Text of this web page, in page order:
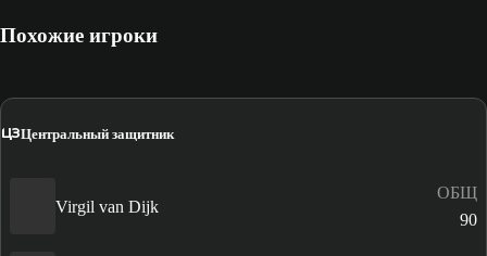
Похожие игроки
ЦЗЦентральный защитник
Virgil van Dijk
ОБЩ
90